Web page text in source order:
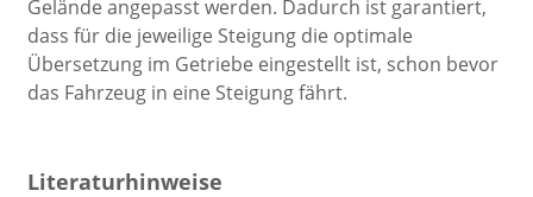
Gelände angepasst werden. Dadurch ist garantiert,
dass für die jeweilige Steigung die optimale
Übersetzung im Getriebe eingestellt ist, schon bevor
das Fahrzeug in eine Steigung fährt.
Literaturhinweise